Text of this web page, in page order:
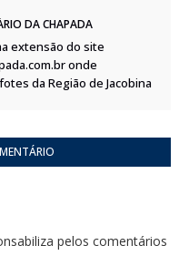
DA CHAPADA
extensão do site
onde
da Região de Jacobina
pelos comentários